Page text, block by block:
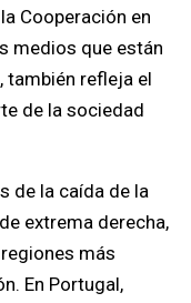
Cooperación en
medios que están
también refleja el
de la sociedad
extrema derecha,
más
En Portugal,